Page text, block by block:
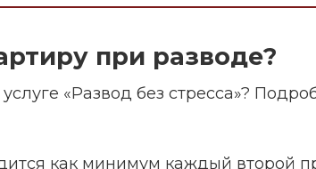
при разводе?
«Развод без стресса»?
как минимум каждый второй